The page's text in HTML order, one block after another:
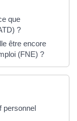
que
?
être encore
(FNE) ?
personnel